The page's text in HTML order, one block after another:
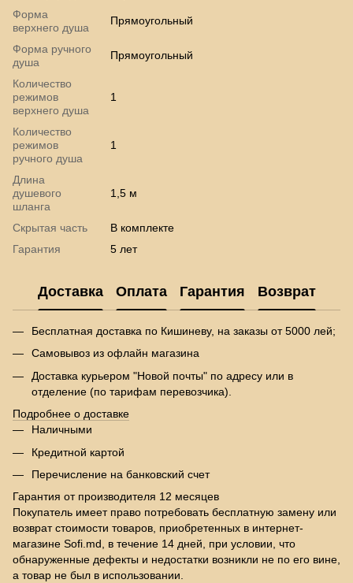
Форма
верхнего душа
Прямоугольный
Форма ручного
душа
Прямоугольный
Количество
режимов
верхнего душа
1
Количество
режимов
ручного душа
1
Длина
душевого
шланга
1,5 м
Скрытая часть
В комплекте
Гарантия
5 лет
Доставка Оплата Гарантия Возврат
Бесплатная доставка по Кишиневу, на заказы от 5000 лей;
Самовывоз из офлайн магазина
Доставка курьером "Новой почты" по адресу или в
отделение (по тарифам перевозчика).
Подробнее о доставке
Наличными
Кредитной картой
Перечисление на банковский счет
Гарантия от производителя 12 месяцев
Покупатель имеет право потребовать бесплатную замену или
возврат стоимости товаров, приобретенных в интернет-
магазине Sofi.md, в течение 14 дней, при условии, что
обнаруженные дефекты и недостатки возникли не по его вине,
а товар не был в использовании.